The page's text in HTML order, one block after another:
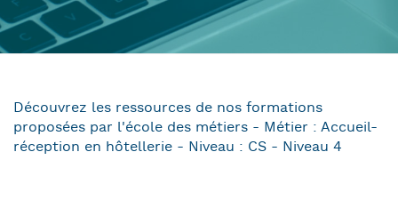
Découvrez les ressources de nos formations
proposées par l'école des métiers - Métier : Accueil-
réception en hôtellerie - Niveau : CS - Niveau 4